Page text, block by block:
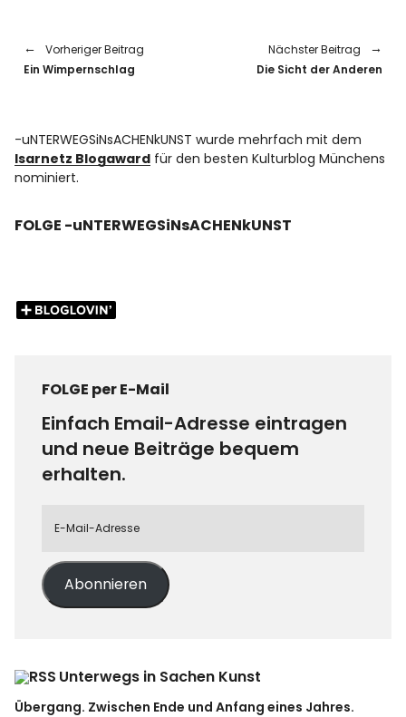
Vorheriger Beitrag
Ein Wimpernschlag
Nächster Beitrag
Die Sicht der Anderen
-uNTERWEGSiNsACHENkUNST wurde mehrfach mit dem
Isarnetz Blogaward für den besten Kulturblog Münchens
nominiert.
FOLGE -uNTERWEGSiNsACHENkUNST
FOLGE per E-Mail
Einfach Email-Adresse eintragen
und neue Beiträge bequem
erhalten.
Abonnieren
Unterwegs in Sachen Kunst
Übergang. Zwischen Ende und Anfang eines Jahres.